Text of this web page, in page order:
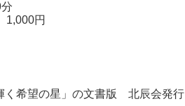
円
く希望の星」の文書版 北辰会発行